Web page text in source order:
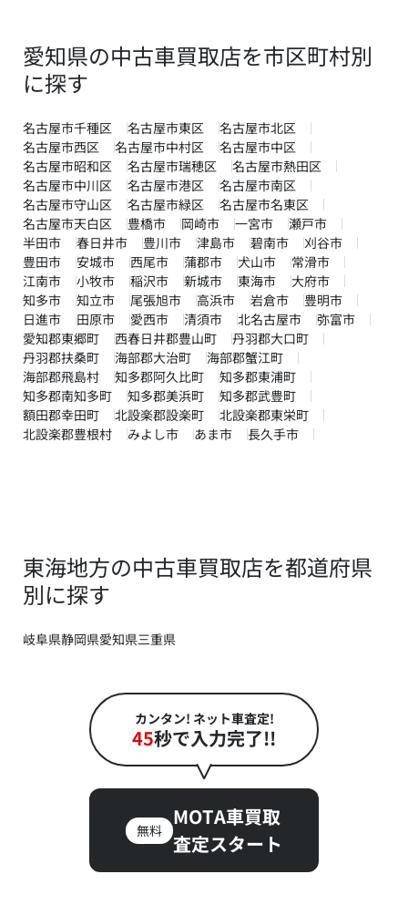
愛知県の中古車買取店を市区町村別
に探す
名古屋市千種区 名古屋市東区
名古屋市北区
名古屋市西区
名古屋市中村区
名古屋市中区
名古屋市昭和区
名古屋市瑞穂区
名古屋市熱田区
名古屋市中川区
名古屋市港区
名古屋市南区
名古屋市守山区
名古屋市緑区
名古屋市名東区
名古屋市天白区
豊橋市 岡崎市 一宮市
瀬戸市
半田市
春日井市 豊川市 津島市 碧南市
刈谷市
豊田市
安城市 西尾市 蒲郡市 犬山市
常滑市
江南市
小牧市 稲沢市 新城市 東海市
大府市
知多市
知立市 尾張旭市 高浜市 岩倉市
豊明市
日進市
田原市 愛西市 清須市 北名古屋市
弥富市
愛知郡東郷町
西春日井郡豊山町
丹羽郡大口町
丹羽郡扶桑町
海部郡大治町
海部郡蟹江町
海部郡飛島村
知多郡阿久比町
知多郡東浦町
知多郡南知多町
知多郡美浜町
知多郡武豊町
額田郡幸田町
北設楽郡設楽町
北設楽郡東栄町
北設楽郡豊根村
みよし市 あま市 長久手市
東海地方の中古車買取店を都道府県
別に探す
岐阜県静岡県愛知県三重県
カンタン! ネット車査定!
45秒で入力完了!!
無料
MOTA車買取
査定スタート